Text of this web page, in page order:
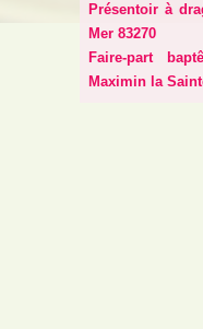
Présentoir à
Mer 83270
Faire-part
Maximin la